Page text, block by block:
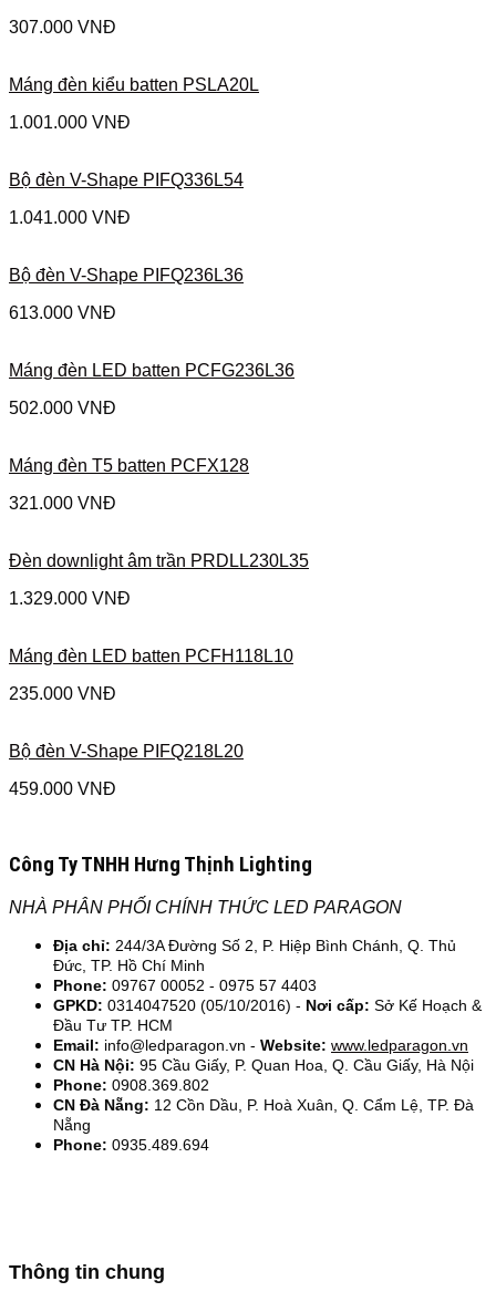
307.000 VNĐ
Máng đèn kiểu batten PSLA20L
1.001.000 VNĐ
Bộ đèn V-Shape PIFQ336L54
1.041.000 VNĐ
Bộ đèn V-Shape PIFQ236L36
613.000 VNĐ
Máng đèn LED batten PCFG236L36
502.000 VNĐ
Máng đèn T5 batten PCFX128
321.000 VNĐ
Đèn downlight âm trần PRDLL230L35
1.329.000 VNĐ
Máng đèn LED batten PCFH118L10
235.000 VNĐ
Bộ đèn V-Shape PIFQ218L20
459.000 VNĐ
Công Ty TNHH Hưng Thịnh Lighting
NHÀ PHÂN PHỐI CHÍNH THỨC LED PARAGON
Địa chỉ: 244/3A Đường Số 2, P. Hiệp Bình Chánh, Q. Thủ
Đức, TP. Hồ Chí Minh
Phone: 09767 00052 - 0975 57 4403
GPKD: 0314047520 (05/10/2016) - Nơi cấp: Sở Kế Hoạch &
Đầu Tư TP. HCM
Email: info@ledparagon.vn - Website: www.ledparagon.vn
CN Hà Nội: 95 Cầu Giấy, P. Quan Hoa, Q. Cầu Giấy, Hà Nội
Phone: 0908.369.802
CN Đà Nẵng: 12 Cồn Dầu, P. Hoà Xuân, Q. Cẩm Lệ, TP. Đà
Nẵng
Phone: 0935.489.694
Thông tin chung